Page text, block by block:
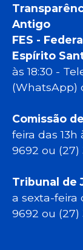
Antigo
FES -
Espírito
às 18:30 -
(WhatsApp)
Comissão
feira das 13h
9692 ou (27)
Tribunal de
a sexta-feira
9692 ou (27)